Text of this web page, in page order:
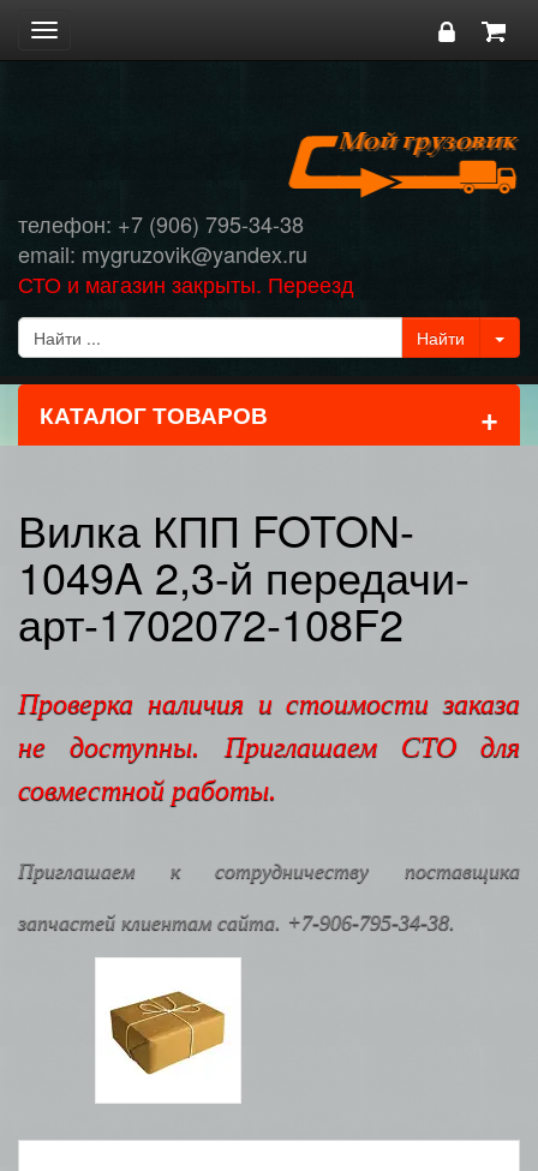
Toggle
navigation
телефон: +7 (906) 795-34-38
email: mygruzovik@yandex.ru
СТО и магазин закрыты. Переезд
КАТАЛОГ ТОВАРОВ +
Вилка КПП FOTON-
1049A 2,3-й передачи-
арт-1702072-108F2
Проверка наличия и стоимости заказа
не доступны. Приглашаем СТО для
совместной работы.
Приглашаем к сотрудничеству поставщика
запчастей клиентам сайта. +7-906-795-34-38.